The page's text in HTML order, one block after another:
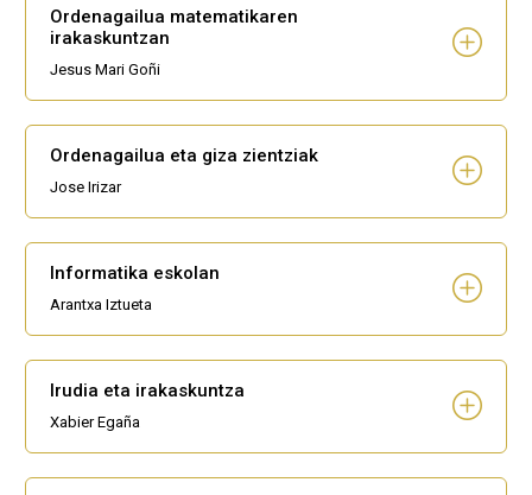
Ordenagailua matematikaren
irakaskuntzan
Jesus Mari Goñi
Ordenagailua eta giza zientziak
Jose Irizar
Informatika eskolan
Arantxa Iztueta
Irudia eta irakaskuntza
Xabier Egaña